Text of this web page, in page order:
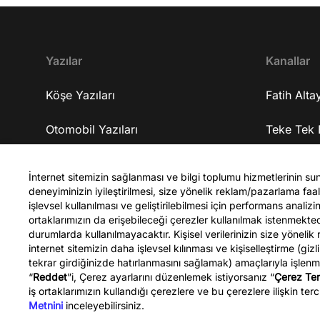
geliştirmeyi amaçlıyorlar? 16:33 Yapmaya
gelen iş tekliflerini neden kabul etmedi? 18:38
Şirketlerine yatırım alabiliyorlar mı? 19:48
Şirketlerinde tam olarak ne üretiyorlar? 23:33
Üzerinde çalıştıkları yapay zekanın kişiye özel ilaç
sonra bu geliştirdikleri iş ile kendisini nerede
görüyor? 25:03 Üniversite tercihi yapacak olan
gençlere tavsiyeleri neler? 30:48 Bu yaptıkları işi
Türkiye'ye taşımayı düşünüyorlar mı? 31:48
Kapanış YouTube kanalına abone olmak için ▷
http://bit.ly/FatihAltayli Gazeteci - Yazar Fatih
Altaylı, Youtube kanalına özel gündemi
yorumluyor.
Yazılar
Köşe Yazıları
Otomobil Yazıları
Kanallar
Fatih
Teke Tek
Celal
Fatih Altaylı
İnternet sitemizin sağlanması ve bilgi toplumu hizmetlerinin
deneyiminizin iyileştirilmesi, size yönelik reklam/pazarlama
işlevsel kullanılması ve geliştirilebilmesi için performans
ortaklarımızın da erişebileceği çerezler kullanılmak
durumlarda kullanılmayacaktır. Kişisel verilerinizin size
internet sitemizin daha işlevsel kılınması ve kişiselleştirme
tekrar girdiğinizde hatırlanmasını sağlamak) amaçlarıyla
“Reddet”i, Çerez ayarlarını düzenlemek istiyorsanız “Çerez
iş ortaklarımızın kullandığı çerezlere ve bu çerezlere ilişkin
Metnini inceleyebilirsiniz.